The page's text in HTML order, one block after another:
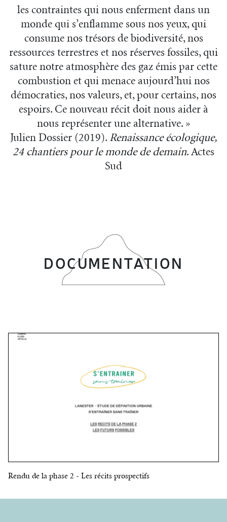
les contraintes qui nous enferment dans un
monde qui s’enflamme sous nos yeux, qui
consume nos trésors de biodiversité, nos
ressources terrestres et nos réserves fossiles, qui
sature notre atmosphère des gaz émis par cette
combustion et qui menace aujourd’hui nos
démocraties, nos valeurs, et, pour certains, nos
espoirs. Ce nouveau récit doit nous aider à
nous représenter une alternative. »
Julien Dossier (2019). Renaissance écologique,
24 chantiers pour le monde de demain. Actes
Sud
DOCUMENTATION
Rendu de la phase 2 - Les récits prospectifs